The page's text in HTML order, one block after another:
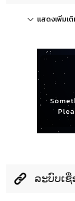
แสดงเพิ่มเ
ລະບົບເ